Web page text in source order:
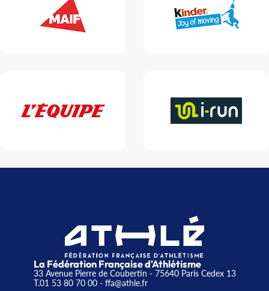
La Fédération Française d'Athlétisme
33 Avenue Pierre de Coubertin - 75640 Paris Cedex 13
T.01 53 80 70 00- ffa@athle.fr